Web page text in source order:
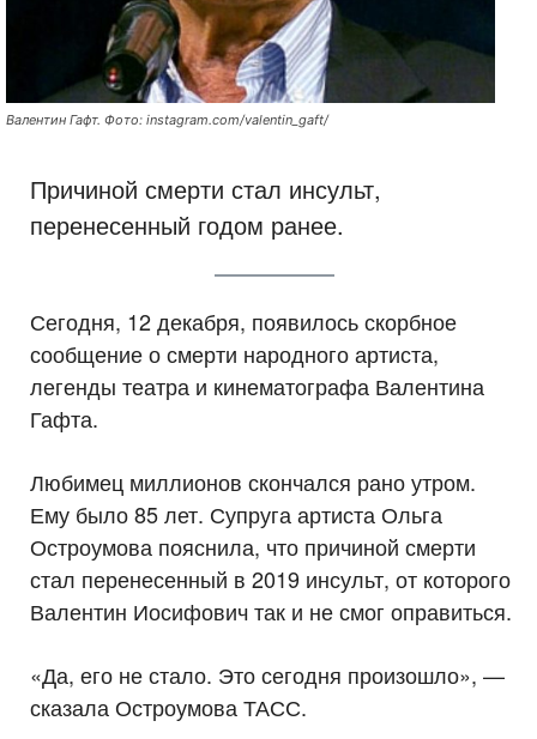
Валентин Гафт. Фото: instagram.com/valentin_gaft/
Причиной смерти стал инсульт,
перенесенный годом ранее.
Сегодня, 12 декабря, появилось скорбное
сообщение о смерти народного артиста,
легенды театра и кинематографа Валентина
Гафта.
Любимец миллионов скончался рано утром.
Ему было 85 лет. Супруга артиста Ольга
Остроумова пояснила, что причиной смерти
стал перенесенный в 2019 инсульт, от которого
Валентин Иосифович так и не смог оправиться.
«Да, его не стало. Это сегодня произошло», —
сказала Остроумова ТАСС.